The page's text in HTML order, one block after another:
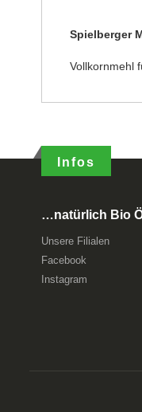
Spielberger
Vollkornmehl
Infos
…natürlich Bio
Unsere Filialen
Facebook
Instagram